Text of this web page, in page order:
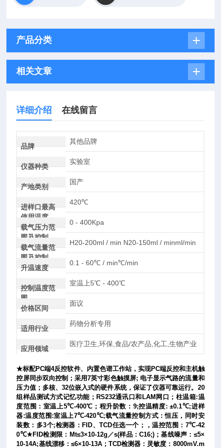
产品分类
相关文章
详细介绍 在线留言
品牌
其他品牌
仪器种类
实验室
产地类别
国产
进样口最高
使用温度
420℃
载气压力范
围及控制
0 - 400Kpa
载气流量范
围及控制
H20-200ml / min N20-150ml / minml/min
升温速度
0.1 - 60℃ / min℃/min
控制温度范
围
室温上5℃ - 400℃
价格区间
面议
适用行业
药物分析专用
应用领域
医疗卫生,环保,食品/农产品,化工,生物产业
★标配PC端4反控软件、内置色谱工作站，实现PC端反控和主机触
控屏同步双向控制；采用7英寸彩色触摸屏; 电子显示气路的流量和
压力值；多核、 32位嵌入式的硬件系统，保证了仪器可靠运行。 20
组样品测试方式记忆功能； RS232通讯口和 LAM 网口；柱温箱:温
度范围：室温上5℃-400℃ ；程升阶数： 9;控温精度: ±0.1℃;进样
器:温度范围 :室温上7℃-420℃;载气流量控制方式：恒压，同时安
装数：多3个;检测器： FID、TCD任选一个；，温控范围： 7℃-42
0℃★FID检测限： Mt≤3×10-12g ／s(样品：C16;) ；基线噪声： ≤5×
10-14A;基线漂移： ≤6×10-13A； TCD检测器：灵敏度： 8000mV.m